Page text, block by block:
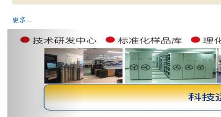
更多...
Previous